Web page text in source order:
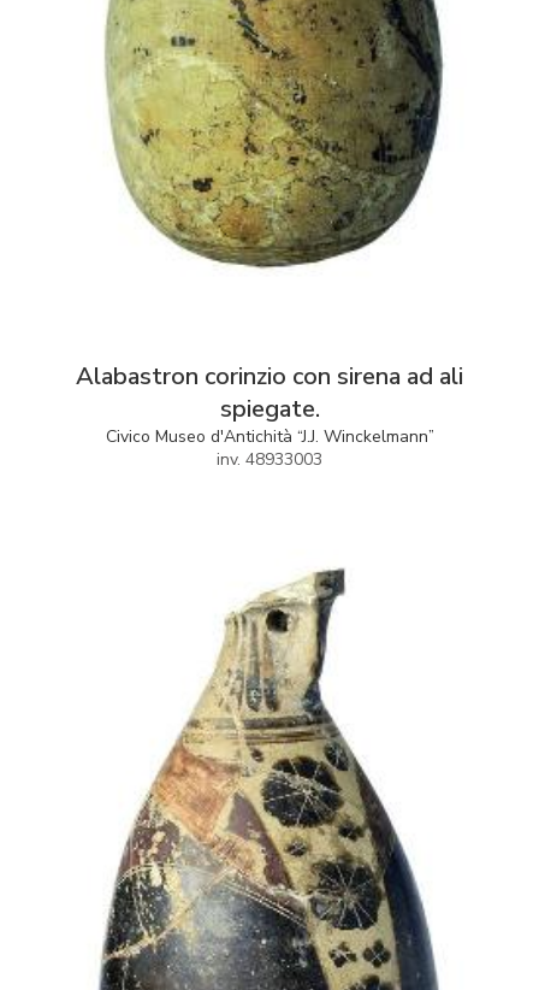
Alabastron corinzio con sirena ad ali
spiegate.
Civico Museo d'Antichità “J.J. Winckelmann”
inv. 48933003